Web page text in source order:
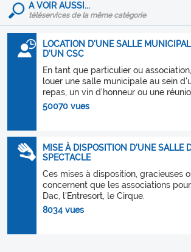
A VOIR AUSSI...
téléservices de la même catégorie
LOCATION D'UNE SALLE
D'UN CSC
En tant que particulier ou
louer une salle municipale au sein
repas, un vin d'honneur ou une
50070 vues
MISE À DISPOSITION D'UNE SALLE
SPECTACLE
Ces mises à disposition, gracieuses
concernent que les associations
Dac, l'Entresort, le Cirque.
8034 vues